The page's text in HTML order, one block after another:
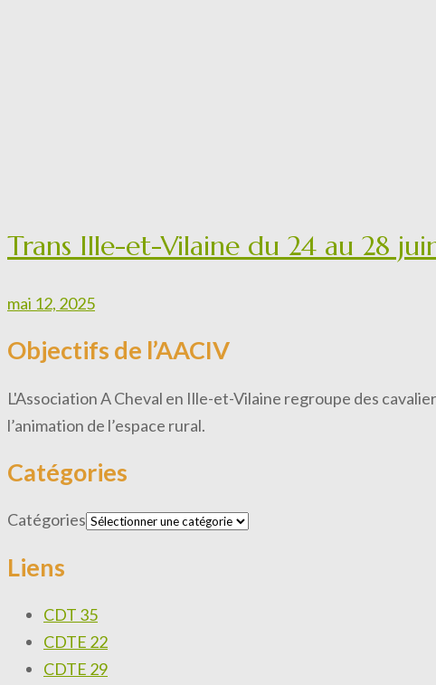
Trans Ille-et-Vilaine du 24 au 28
mai 12, 2025
Objectifs de l’AACIV
L'Association A Cheval en Ille-et-Vilaine regroupe des
l’animation de l’espace rural.
Catégories
Catégories
Liens
CDT 35
CDTE 22
CDTE 29